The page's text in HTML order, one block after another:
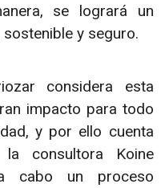
se logrará un
y seguro.
considera esta
impacto para todo
y por ello cuenta
consultora Koine
cabo un proceso